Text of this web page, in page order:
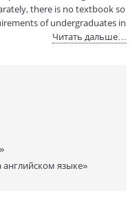
there is no textbook so
of undergraduates in
Читать дальше…
языке»